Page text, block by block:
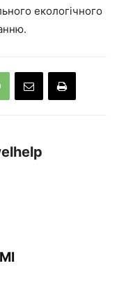
екологічного